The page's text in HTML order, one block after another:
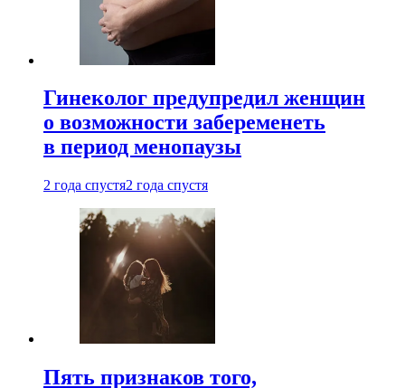
Гинеколог предупредил женщин
о возможности забеременеть
в период менопаузы
2 года спустя2 года спустя
Пять признаков того,